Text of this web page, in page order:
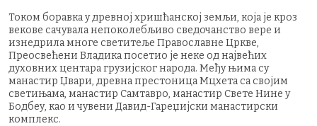
Током боравка у древној хришћанској земљи, која је кроз
векове сачувала непоколебљиво сведочанство вере и
изнедрила многе светитеље Православне Цркве,
Преосвећени Владика посетио је неке од највећих
духовних центара грузијског народа. Међу њима су
манастир Џвари, древна престоница Мцхета са својим
светињама, манастир Самтавро, манастир Свете Нине у
Бодбеу, као и чувени Давид-Гареџијски манастирски
комплекс.